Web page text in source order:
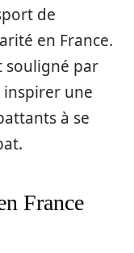
de
en France.
souligné par
une
à se
France